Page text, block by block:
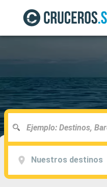
Nuestros destinos